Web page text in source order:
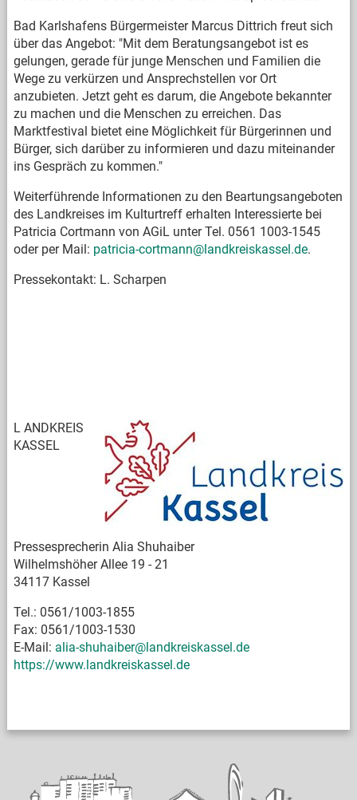
Bad Karlshafens Bürgermeister Marcus Dittrich freut sich
über das Angebot: "Mit dem Beratungsangebot ist es
gelungen, gerade für junge Menschen und Familien die
Wege zu verkürzen und Ansprechstellen vor Ort
anzubieten. Jetzt geht es darum, die Angebote bekannter
zu machen und die Menschen zu erreichen. Das
Marktfestival bietet eine Möglichkeit für Bürgerinnen und
Bürger, sich darüber zu informieren und dazu miteinander
ins Gespräch zu kommen."
Weiterführende Informationen zu den Beartungsangeboten
des Landkreises im Kulturtreff erhalten Interessierte bei
Patricia Cortmann von AGiL unter Tel. 0561 1003-1545
oder per Mail: patricia-cortmann@landkreiskassel.de.
Pressekontakt: L. Scharpen
L ANDKREIS
KASSEL
Pressesprecherin Alia Shuhaiber
Wilhelmshöher Allee 19 - 21
34117 Kassel
Tel.: 0561/1003-1855
Fax: 0561/1003-1530
E-Mail: alia-shuhaiber@landkreiskassel.de
https://www.landkreiskassel.de